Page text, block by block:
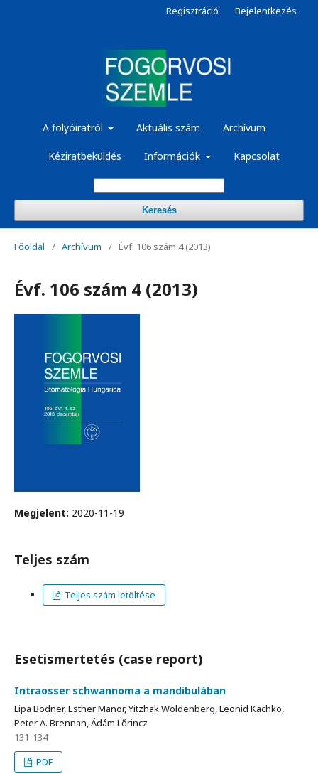
A folyóiratról Aktuális szám Archívum
Kéziratbeküldés Információk Kapcsolat
Keresés
Regisztráció Bejelentkezés
Főoldal / Archívum / Évf. 106 szám 4 (2013)
Évf. 106 szám 4 (2013)
Megjelent: 2020-11-19
Teljes szám
Teljes szám letöltése
Esetismertetés (case report)
Intraosser schwannoma a mandibulában
Lipa Bodner, Esther Manor, Yitzhak Woldenberg, Leonid Kachko,
Peter A. Brennan, Ádám Lőrincz
131-134
PDF